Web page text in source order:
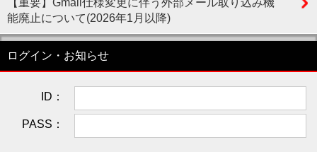
【重要】Gmail仕様変更に伴う外部メール取り込み機
能廃止について(2026年1月以降)
ログイン・お知らせ
ID：
PASS：